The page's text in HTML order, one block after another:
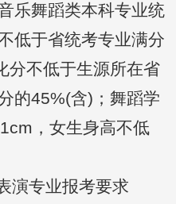
舞蹈类本科专业统
低于省统考专业满分
分不低于生源所在省
的45%(含)；舞蹈学
，女生身高不低
专业报考要求